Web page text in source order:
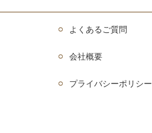
よくあるご質問
会社概要
プライバシーポリシー